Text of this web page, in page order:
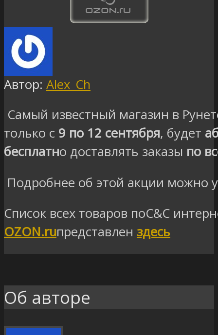
Автор: Alex_Ch
Самый известный магазин в
только с 9 по 12 сентября, будет
бесплатно доставлять заказы по
Подробнее об этой акции можно
Список всех товаров поC&C
OZON.ruпредставлен здесь
Об авторе